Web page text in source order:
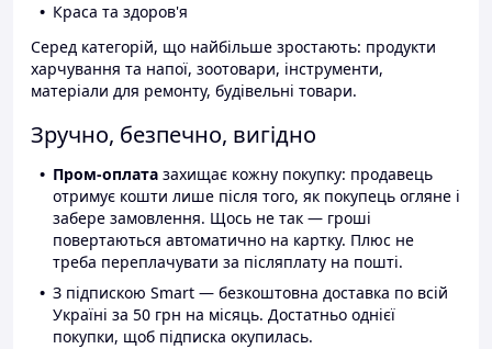
Краса та здоров'я
Серед категорій, що найбільше зростають: продукти
харчування та напої, зоотовари, інструменти,
матеріали для ремонту, будівельні товари.
Зручно, безпечно, вигідно
Пром-оплата захищає кожну покупку: продавець
отримує кошти лише після того, як покупець огляне і
забере замовлення. Щось не так — гроші
повертаються автоматично на картку. Плюс не
треба переплачувати за післяплату на пошті.
З підпискою Smart — безкоштовна доставка по всій
Україні за 50 грн на місяць. Достатньо однієї
покупки, щоб підписка окупилась.